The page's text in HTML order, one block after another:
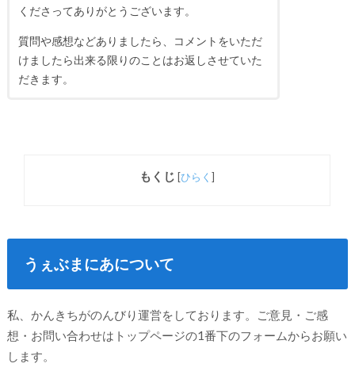
くださってありがとうございます。
質問や感想などありましたら、コメントをいただ
けましたら出来る限りのことはお返しさせていた
だきます。
もくじ [ひらく]
うぇぶまにあについて
私、かんきちがのんびり運営をしております。ご意見・ご感
想・お問い合わせはトップページの1番下のフォームからお願い
します。